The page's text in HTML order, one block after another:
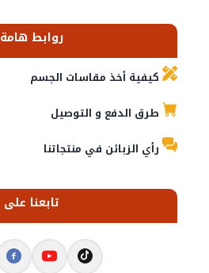
روابط هامة
كيفية أخذ مقاسات الجسم
طرق الدفع و التوصيل
رأي الزبائن في منتجاتنا
تابعنا على